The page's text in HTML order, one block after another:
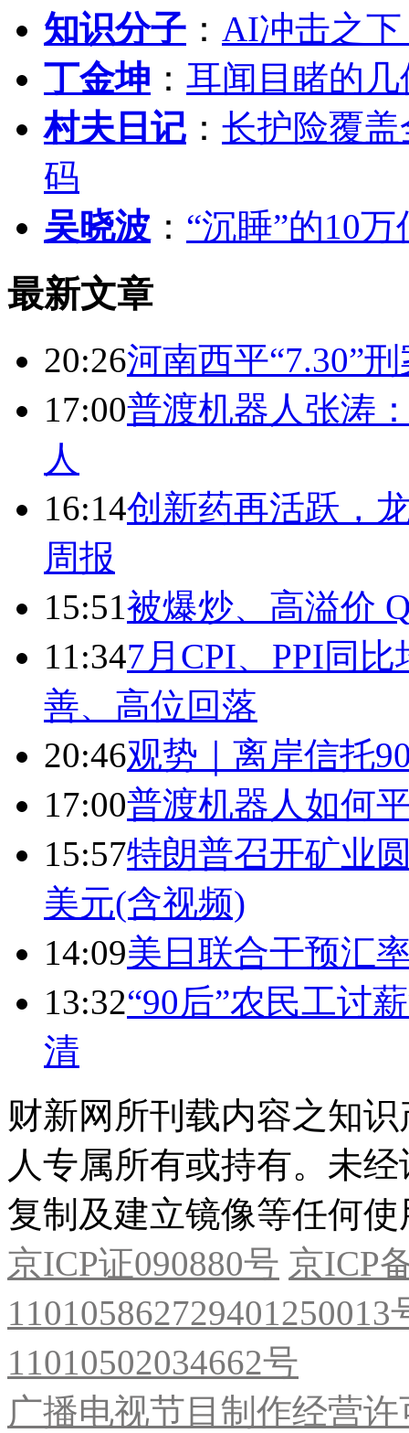
知识分子 ： AI冲击之
丁金坤 ： 耳闻目睹的
村夫日记 ： 长护险覆
码
吴晓波 ： “沉睡”的10
最新文章
20:26河南西平“7.30”
17:00普渡机器人张涛
人
16:14创新药再活跃，
周报
15:51被爆炒、高溢价
11:347月CPI、PPI同
善、高位回落
20:46观势｜离岸信托
17:00普渡机器人如何
15:57特朗普召开矿业
美元(含视频)
14:09美日联合干预汇
13:32“90后”农民工讨
清
财新网所刊载内容之知
人专属所有或持有。未
复制及建立镜像等任何使
京ICP证090880号 京ICP
11010502034662号
广播电视节目制作经营